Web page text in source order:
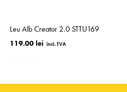
Leu Alb Creator 2.0 STTU169
119.00 lei